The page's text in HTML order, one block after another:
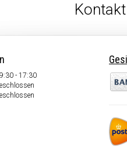
Kontakt
- 17:30